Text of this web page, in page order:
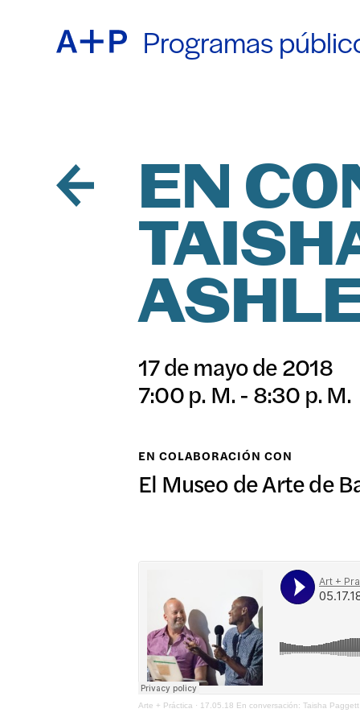
Programas
普通话
日本語
EN
17 de mayo de 2018
7:00 p. M. - 8:30 p. M.
EN COLABORACIÓN CON
El Museo de Arte de
Arte + Práctica · 17.05.18 En conversación: Taisha